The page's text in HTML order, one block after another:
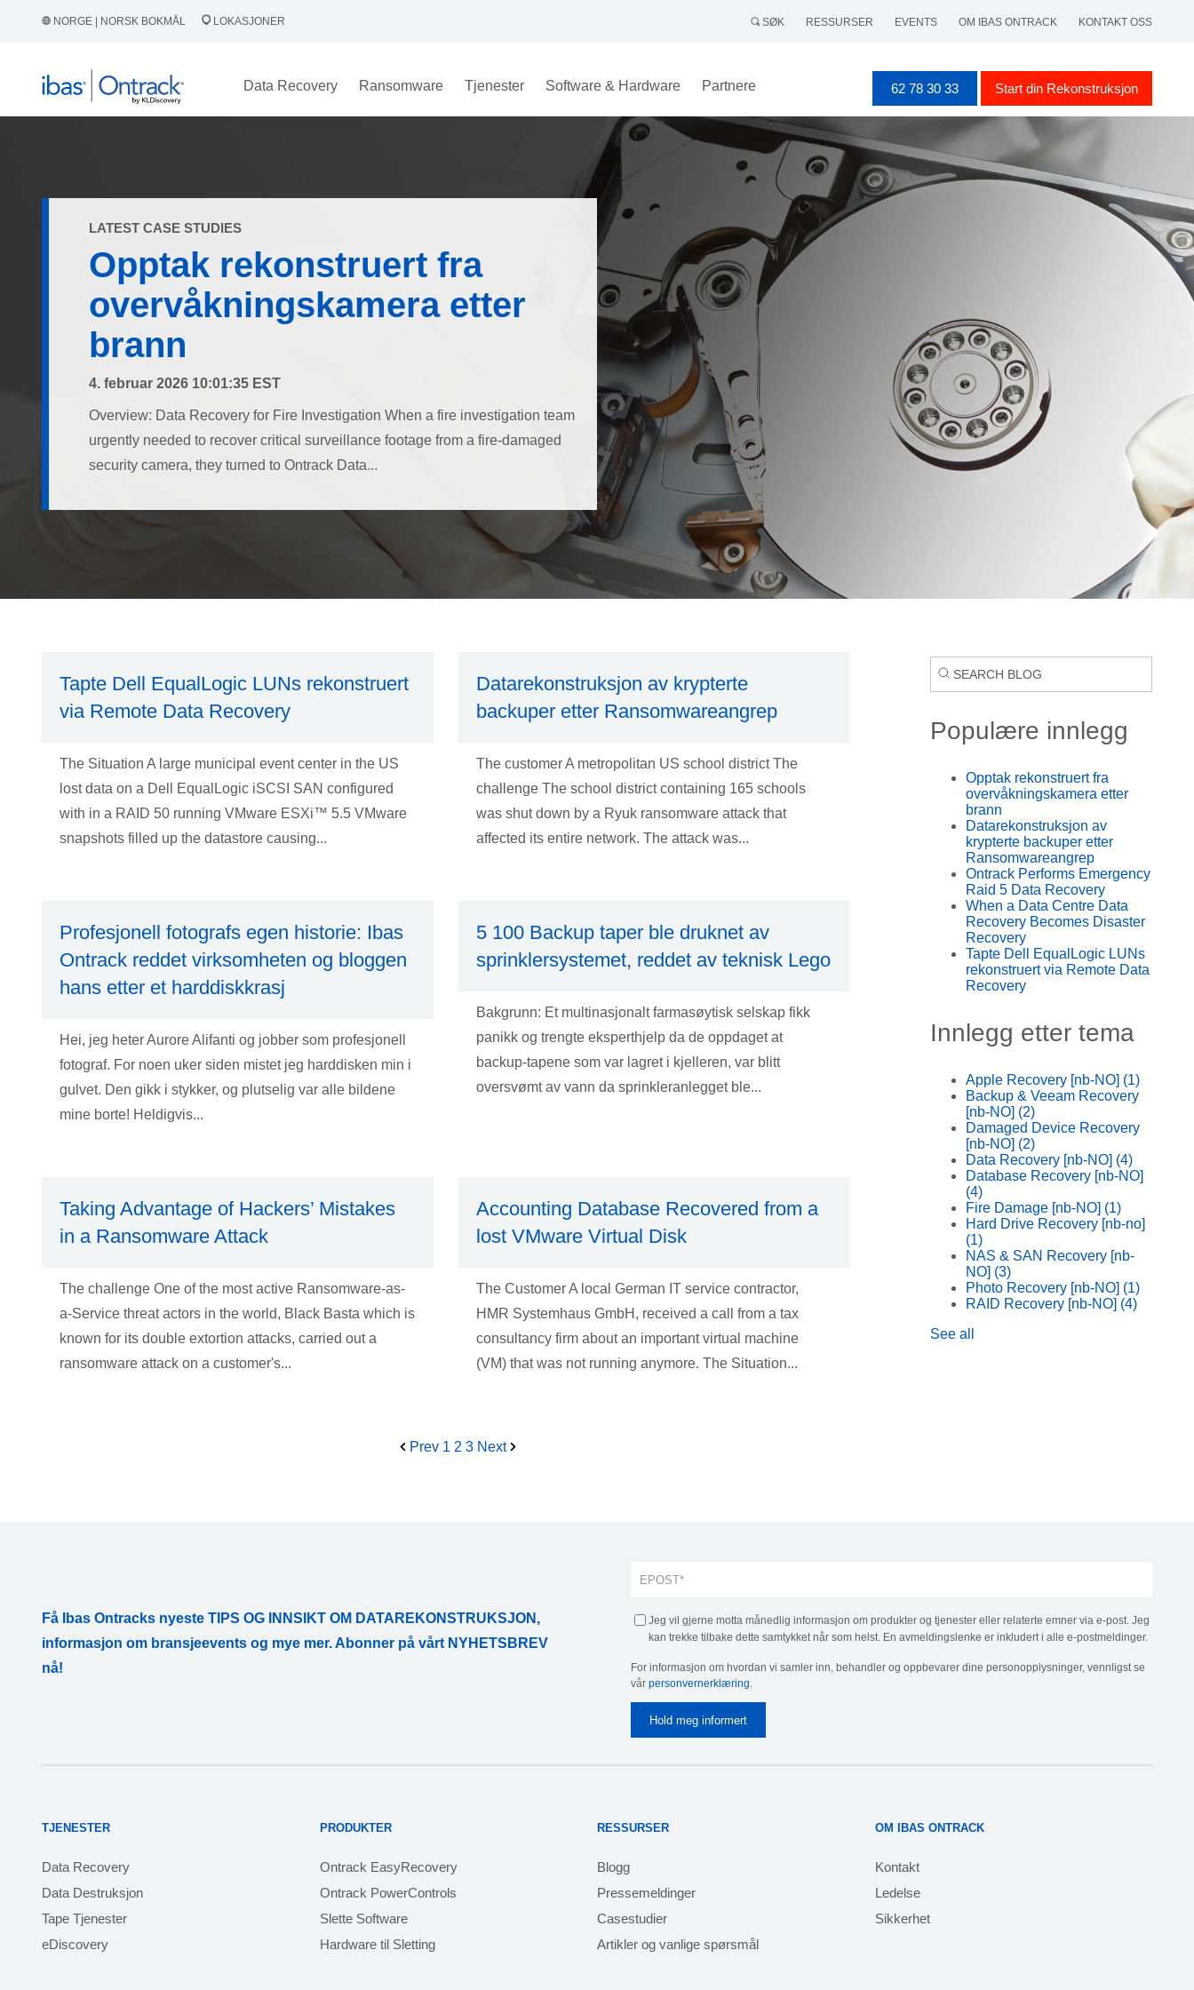
NORGE | NORSK BOKMÅL LOKASJONER SØK RESSURSER EVENTS OM IBAS ONTRACK KONTAKT OSS
Data Recovery Ransomware Tjenester Software & Hardware Partnere 62 78 30 33 Start din Rekonstruksjon
LATEST CASE STUDIES
Opptak rekonstruert fra
overvåkningskamera etter
brann
4. februar 2026 10:01:35 EST
Overview: Data Recovery for Fire Investigation When a fire investigation team
urgently needed to recover critical surveillance footage from a fire-damaged
security camera, they turned to Ontrack Data...
Tapte Dell EqualLogic LUNs rekonstruert
via Remote Data Recovery
The Situation A large municipal event center in the US
lost data on a Dell EqualLogic iSCSI SAN configured
with in a RAID 50 running VMware ESXi™ 5.5 VMware
snapshots filled up the datastore causing...
Datarekonstruksjon av krypterte
backuper etter Ransomwareangrep
The customer A metropolitan US school district The
challenge The school district containing 165 schools
was shut down by a Ryuk ransomware attack that
affected its entire network. The attack was...
Profesjonell fotografs egen historie: Ibas
Ontrack reddet virksomheten og bloggen
hans etter et harddiskkrasj
Hei, jeg heter Aurore Alifanti og jobber som profesjonell
fotograf. For noen uker siden mistet jeg harddisken min i
gulvet. Den gikk i stykker, og plutselig var alle bildene
mine borte! Heldigvis...
5 100 Backup taper ble druknet av
sprinklersystemet, reddet av teknisk Lego
Bakgrunn: Et multinasjonalt farmasøytisk selskap fikk
panikk og trengte eksperthjelp da de oppdaget at
backup-tapene som var lagret i kjelleren, var blitt
oversvømt av vann da sprinkleranlegget ble...
Taking Advantage of Hackers’ Mistakes
in a Ransomware Attack
The challenge One of the most active Ransomware-as-
a-Service threat actors in the world, Black Basta which is
known for its double extortion attacks, carried out a
ransomware attack on a customer's...
Accounting Database Recovered from a
lost VMware Virtual Disk
The Customer A local German IT service contractor,
HMR Systemhaus GmbH, received a call from a tax
consultancy firm about an important virtual machine
(VM) that was not running anymore. The Situation...
Prev 1 2 3 Next
Populære innlegg
Opptak rekonstruert fra
overvåkningskamera etter
brann
Datarekonstruksjon av
krypterte backuper etter
Ransomwareangrep
Ontrack Performs Emergency
Raid 5 Data Recovery
When a Data Centre Data
Recovery Becomes Disaster
Recovery
Tapte Dell EqualLogic LUNs
rekonstruert via Remote Data
Recovery
Innlegg etter tema
Apple Recovery [nb-NO] (1)
Backup & Veeam Recovery
[nb-NO] (2)
Damaged Device Recovery
[nb-NO] (2)
Data Recovery [nb-NO] (4)
Database Recovery [nb-NO]
(4)
Fire Damage [nb-NO] (1)
Hard Drive Recovery [nb-no]
(1)
NAS & SAN Recovery [nb-
NO] (3)
Photo Recovery [nb-NO] (1)
RAID Recovery [nb-NO] (4)
See all
Få Ibas Ontracks nyeste TIPS OG INNSIKT OM DATAREKONSTRUKSJON,
informasjon om bransjeevents og mye mer. Abonner på vårt NYHETSBREV
nå!
Jeg vil gjerne motta månedlig informasjon om produkter og tjenester eller relaterte emner via e-post. Jeg
kan trekke tilbake dette samtykket når som helst. En avmeldingslenke er inkludert i alle e-postmeldinger.
For informasjon om hvordan vi samler inn, behandler og oppbevarer dine personopplysninger, vennligst se
vår personvernerklæring.
TJENESTER
Data Recovery
Data Destruksjon
Tape Tjenester
eDiscovery
PRODUKTER
Ontrack EasyRecovery
Ontrack PowerControls
Slette Software
Hardware til Sletting
RESSURSER
Blogg
Pressemeldinger
Casestudier
Artikler og vanlige spørsmål
OM IBAS ONTRACK
Kontakt
Ledelse
Sikkerhet